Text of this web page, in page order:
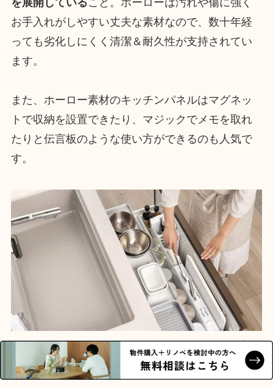
お手入れがしやすい丈夫な素材なので、数十年経
っても劣化しにくく清潔＆耐久性が支持されてい
ます。
また、ホーロー素材のキッチンパネルはマグネッ
トで収納を設置できたり、マジックでメモを取れ
たりと伝言板のような使い方ができるのも人気で
す。
シンクだけでなくキャビネットもホーロー製のタイプが
ありお手入れラクラク